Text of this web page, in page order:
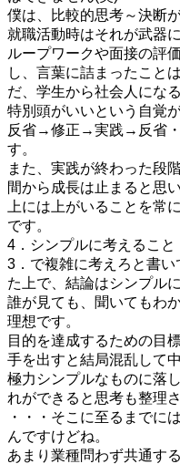
僕は、比較的思考～決断
就職活動時はそれが武器
ループワークや面接の評
し、言葉に詰まったこと
だ、学生から社会人にな
特別頭がいいという自覚
反省→修正→実践→反省・
す。
また、実践が終わった段
間から成長は止まると思い
上には上がいることを常
です。
4．シンプルに考えること
3．で複雑に考えろと書い
た上で、結論はシンプルに
誰が見ても、聞いてもわ
理想です。
目的を達成するための目
手を出すと結局混乱して
極力シンプルなものに落
れができると思考も整理
・・・そこに至るまでに
んですけどね。
あまり業種問わず共通す